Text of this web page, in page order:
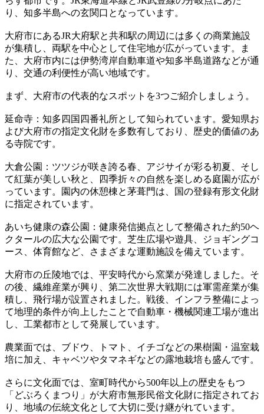
り、知多半島への玄関口となっています。
大府市にあるJR大府駅と共和駅の周辺には多くの商業施設
が集積し、両駅を中心として住宅地が広がっています。ま
た、大府市内には伊勢湾岸自動車道や知多半島道路などが通
り、交通の利便性が高い地域です。
まず、大府市の代表的なスポットを3つご紹介しましょう。
延命寺：知多四国四番礼所として知られています。愛知県お
よび大府市の指定文化財を多数有しており、歴史的価値のあ
る寺院です。
大倉公園：ツツジが咲き誇る春、アジサイが彩る初夏、そし
て紅葉が美しい秋と、四季折々の自然を楽しめる庭園が広が
っています。園内の休憩棟と茅葺門は、国の登録有形文化財
に指定されています。
あいち健康の森公園：健康発信拠点として整備された約50ヘ
クタールの広大な公園です。芝生広場や遊具、ジョギングコ
ース、体育館など、さまざまな運動施設を備えています。
大府市の丘陵地では、平安時代から窯業が発達しました。そ
の後、繊維産業が興り、第二次世界大戦期には軍需産業が集
積し、飛行場が設置されました。戦後、インフラ整備によっ
て地理的条件が向上したことで自動車・機械関連工場が進出
し、工業都市として発展しています。
農業面では、ブドウ、トマト、イチゴなどの果樹園・温室栽
培に加え、キャベツやタマネギなどの露地栽培も盛んです。
さらに文化面では、室町時代から500年以上の歴史をもつ
「どぶろくまつり」が大府市無形民俗文化財に指定されてお
り、地域の伝統文化として大切に受け継がれています。